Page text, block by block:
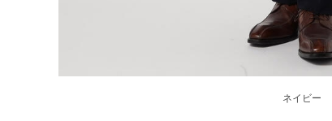
ネイビー